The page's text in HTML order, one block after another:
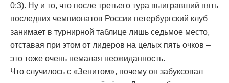
0:3). Ну и то, что после третьего тура выигравший пять
последних чемпионатов России петербургский клуб
занимает в турнирной таблице лишь седьмое место,
отставая при этом от лидеров на целых пять очков –
это тоже очень немалая неожиданность.
Что случилось с «Зенитом», почему он забуксовал